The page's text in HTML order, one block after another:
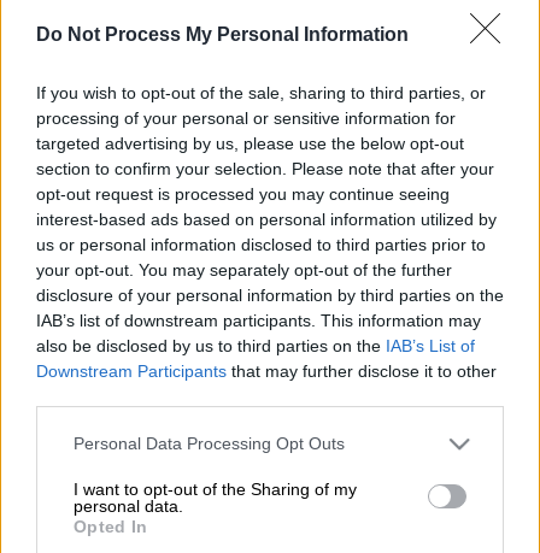
Do Not Process My Personal Information
If you wish to opt-out of the sale, sharing to third parties, or
processing of your personal or sensitive information for
targeted advertising by us, please use the below opt-out
section to confirm your selection. Please note that after your
opt-out request is processed you may continue seeing
interest-based ads based on personal information utilized by
us or personal information disclosed to third parties prior to
your opt-out. You may separately opt-out of the further
disclosure of your personal information by third parties on the
IAB’s list of downstream participants. This information may
also be disclosed by us to third parties on the IAB’s List of
Downstream Participants that may further disclose it to other
Please note that this website/app uses one or more Google
not limited to your visit or usage behaviour. You may click to
grant or deny consent to Google and its third-party tags to
use your data for below specified purposes in below Google
Personal Data Processing Opt Outs
I want to opt-out of the Sharing of my
personal data.
Opted In
Προσθέστε το ΕΘΝΟΣ στη Google
Με το επιτόκιο να υποχωρεί στο 0,29%, από
0,47% που είχε καταγραφεί στην αντίστοιχη
προηγούμενη δημοπρασία, οΟργανισμός
έντοκα γραμμάτια διάρκειας 52 εβδομάδων
στην προγραμματισμένη δημοπρασία
εντόκων γραμματίων την οποία είχε